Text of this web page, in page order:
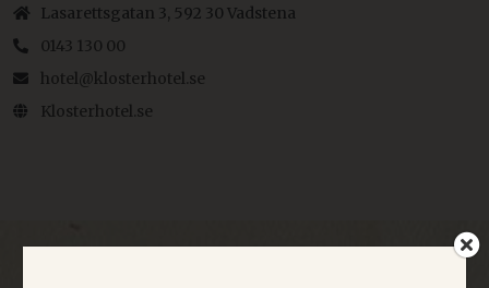
Lasarettsgatan 3, 592 30 Vadstena
0143 130 00
hotel@klosterhotel.se
Klosterhotel.se